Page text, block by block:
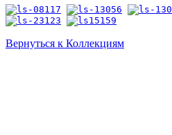
Вернуться к Коллекциям